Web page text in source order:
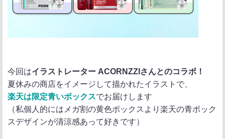
今回はイラストレーター ACORNZZIさんとのコラボ！
夏休みの商店をイメージして描かれたイラストで、
楽天は限定青いボックスでお届けします
（私個人的にはメガ割の黄色ボックスより楽天の青ボック
スデザインが清涼感あって好きです）